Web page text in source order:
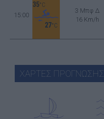
15:00
35°C
27°C
3 Μπφ Δ
16 Km/h
ΧΑΡΤΕΣ ΠΡΟΓΝΩΣΗΣ